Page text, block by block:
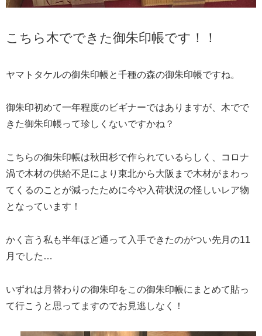
こちら木でできた御朱印帳です！！
ヤマトタケルの御朱印帳と千種の森の御朱印帳ですね。
御朱印初めて一年程度のビギナーではありますが、木でで
きた御朱印帳って珍しくないですかね？
こちらの御朱印帳は秋田杉で作られているらしく、コロナ
渦で木材の供給不足により東北から大阪まで木材がまわっ
てくるのことが減ったために今や入荷状況の怪しいレア物
となっています！
かく言う私も半年ほど通って入手できたのがつい先月の11
月でした…
いずれは月替わりの御朱印をこの御朱印帳にまとめて貼っ
て行こうと思ってますのでお見逃しなく！